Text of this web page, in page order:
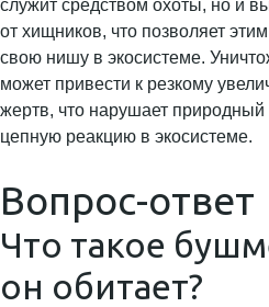
служит средством охоты, но и
от хищников, что позволяет
свою нишу в экосистеме.
может привести к резкому
жертв, что нарушает
цепную реакцию в экосистеме.
Вопрос-ответ
Что такое
он обитает?